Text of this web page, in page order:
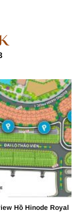
Hồ Hinode Royal